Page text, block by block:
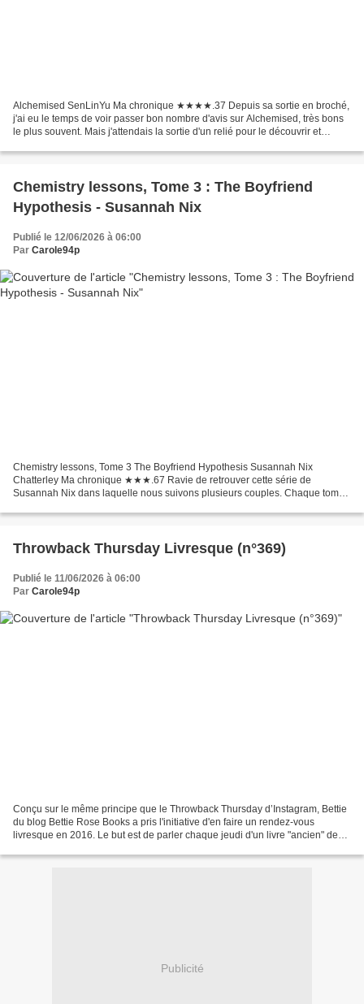
Alchemised SenLinYu Ma chronique ★★★★.37 Depuis sa sortie en broché,
j'ai eu le temps de voir passer bon nombre d'avis sur Alchemised, très bons
le plus souvent. Mais j'attendais la sortie d'un relié pour le découvrir et
Chemistry lessons, Tome 3 : The Boyfriend
Hypothesis - Susannah Nix
Publié le 12/06/2026 à 06:00
Par Carole94p
Chemistry lessons, Tome 3 The Boyfriend Hypothesis Susannah Nix
Chatterley Ma chronique ★★★.67 Ravie de retrouver cette série de
Susannah Nix dans laquelle nous suivons plusieurs couples. Chaque tome
Throwback Thursday Livresque (n°369)
Publié le 11/06/2026 à 06:00
Par Carole94p
Conçu sur le même principe que le Throwback Thursday d’Instagram, Bettie
du blog Bettie Rose Books a pris l'initiative d'en faire un rendez-vous
livresque en 2016. Le but est de parler chaque jeudi d'un livre "ancien" de
Publicité